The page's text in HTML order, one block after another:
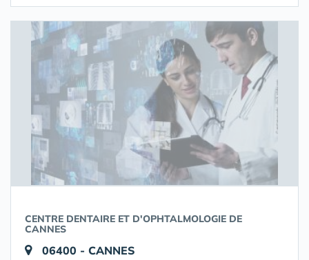
CENTRE DENTAIRE ET D'OPHTALMOLOGIE DE
CANNES
06400 - CANNES